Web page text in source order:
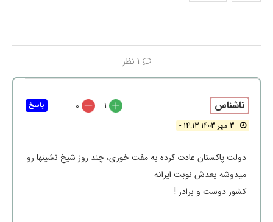
1 نظر
ناشناس
3 مهر 1403 14:13 -
1
0
دولت پاکستان عادت کرده به مفت خوری، چند روز شیخ نشینها رو
میدوشه بعدش نوبت ایرانه
کشور دوست و برادر !
پاسخ